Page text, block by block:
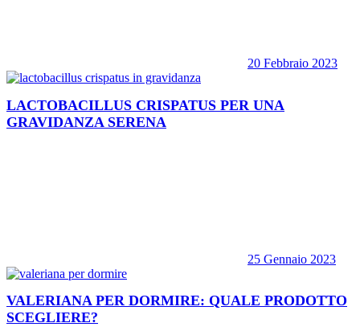
20 Febbraio 2023
LACTOBACILLUS CRISPATUS PER UNA
GRAVIDANZA SERENA
25 Gennaio 2023
VALERIANA PER DORMIRE: QUALE PRODOTTO
SCEGLIERE?